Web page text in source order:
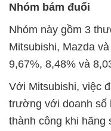
Nhóm bám đuổi
Nhóm này gồm 3
Mitsubishi, Mazda
9,67%, 8,48% và
Với Mitsubishi, việc
trường với doanh số
thành công khi hãng